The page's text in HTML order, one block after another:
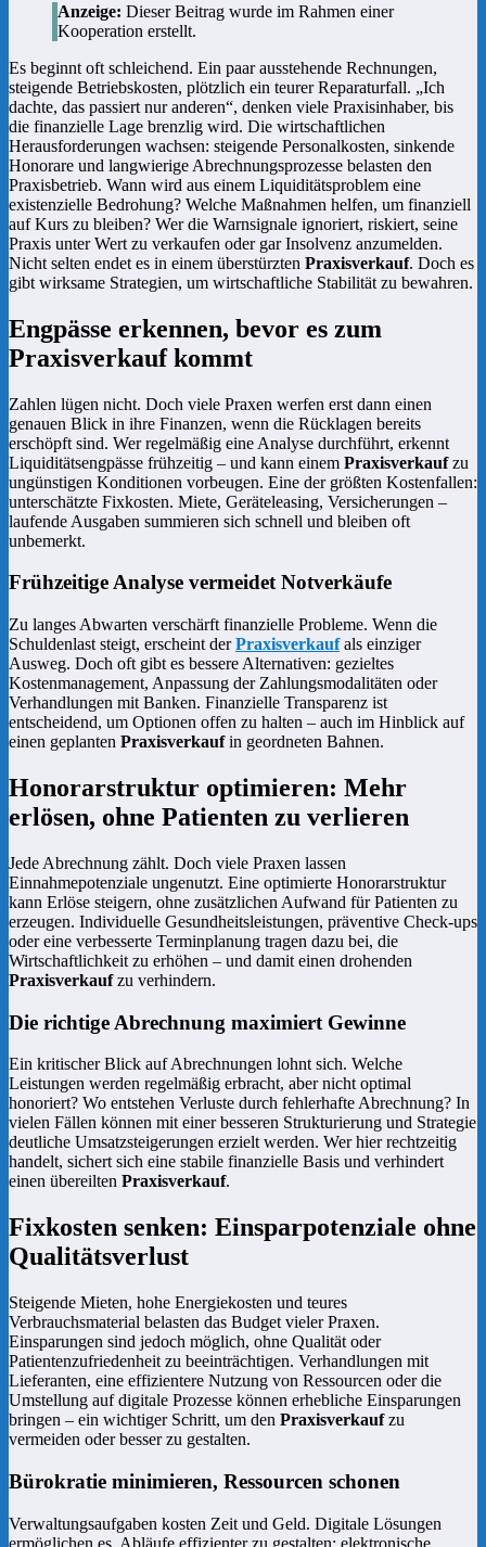
Anzeige: Dieser Beitrag wurde im Rahmen einer
Kooperation erstellt.
Es beginnt oft schleichend. Ein paar ausstehende Rechnungen,
steigende Betriebskosten, plötzlich ein teurer Reparaturfall. „Ich
dachte, das passiert nur anderen“, denken viele Praxisinhaber, bis
die finanzielle Lage brenzlig wird. Die wirtschaftlichen
Herausforderungen wachsen: steigende Personalkosten, sinkende
Honorare und langwierige Abrechnungsprozesse belasten den
Praxisbetrieb. Wann wird aus einem Liquiditätsproblem eine
existenzielle Bedrohung? Welche Maßnahmen helfen, um finanziell
auf Kurs zu bleiben? Wer die Warnsignale ignoriert, riskiert, seine
Praxis unter Wert zu verkaufen oder gar Insolvenz anzumelden.
Nicht selten endet es in einem überstürzten Praxisverkauf. Doch es
gibt wirksame Strategien, um wirtschaftliche Stabilität zu bewahren.
Engpässe erkennen, bevor es zum
Praxisverkauf kommt
Zahlen lügen nicht. Doch viele Praxen werfen erst dann einen
genauen Blick in ihre Finanzen, wenn die Rücklagen bereits
erschöpft sind. Wer regelmäßig eine Analyse durchführt, erkennt
Liquiditätsengpässe frühzeitig – und kann einem Praxisverkaufzu
ungünstigen Konditionen vorbeugen. Eine der größten Kostenfallen:
unterschätzte Fixkosten. Miete, Geräteleasing, Versicherungen –
laufende Ausgaben summieren sich schnell und bleiben oft
unbemerkt.
Frühzeitige Analyse vermeidet Notverkäufe
Zu langes Abwarten verschärft finanzielle Probleme. Wenn die
Schuldenlast steigt, erscheint derPraxisverkaufals einziger
Ausweg. Doch oft gibt es bessere Alternativen: gezieltes
Kostenmanagement, Anpassung der Zahlungsmodalitäten oder
Verhandlungen mit Banken. Finanzielle Transparenz ist
entscheidend, um Optionen offen zu halten – auch im Hinblick auf
einen geplanten Praxisverkaufin geordneten Bahnen.
Honorarstruktur optimieren: Mehr
erlösen, ohne Patienten zu verlieren
Jede Abrechnung zählt. Doch viele Praxen lassen
Einnahmepotenziale ungenutzt. Eine optimierte Honorarstruktur
kann Erlöse steigern, ohne zusätzlichen Aufwand für Patienten zu
erzeugen. Individuelle Gesundheitsleistungen, präventive Check-ups
oder eine verbesserte Terminplanung tragen dazu bei, die
Wirtschaftlichkeit zu erhöhen – und damit einen drohenden
Praxisverkaufzu verhindern.
Die richtige Abrechnung maximiert Gewinne
Ein kritischer Blick auf Abrechnungen lohnt sich. Welche
Leistungen werden regelmäßig erbracht, aber nicht optimal
honoriert? Wo entstehen Verluste durch fehlerhafte Abrechnung? In
vielen Fällen können mit einer besseren Strukturierung und Strategie
deutliche Umsatzsteigerungen erzielt werden. Wer hier rechtzeitig
handelt, sichert sich eine stabile finanzielle Basis und verhindert
einen übereilten Praxisverkauf.
Fixkosten senken: Einsparpotenziale ohne
Qualitätsverlust
Steigende Mieten, hohe Energiekosten und teures
Verbrauchsmaterial belasten das Budget vieler Praxen.
Einsparungen sind jedoch möglich, ohne Qualität oder
Patientenzufriedenheit zu beeinträchtigen. Verhandlungen mit
Lieferanten, eine effizientere Nutzung von Ressourcen oder die
Umstellung auf digitale Prozesse können erhebliche Einsparungen
bringen – ein wichtiger Schritt, um den Praxisverkaufzu
vermeiden oder besser zu gestalten.
Bürokratie minimieren, Ressourcen schonen
Verwaltungsaufgaben kosten Zeit und Geld. Digitale Lösungen
ermöglichen es, Abläufe effizienter zu gestalten: elektronische